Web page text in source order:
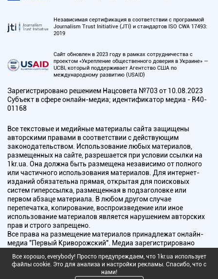
Независимая сертификация в соответствии с программой
Journalism Trust Initiative (JTI) и стандартов ISO CWA 17493:
2019
Сайт обновлен в 2023 году в рамках сотрудничества с
проектом «Укрепление общественного доверия в Украине» —
UCBI, который поддерживает Агентство США по
международному развитию (USAID)
Зарегистрировано решением Нацсовета №703 от 10.08.2023
Субъект в сфере онлайн-медиа; идентификатор медиа - R40-
01168
Все текстовые и медийные материалы сайта защищены
авторскими правами в соответствии с действующим
законодательством. Использование любых материалов,
размещенных на сайте, разрешается при условии ссылки на
1kr.ua. Она должна быть размещена независимо от полного
или частичного использования материалов. Для интернет-
изданий обязательна прямая, открытая для поисковых
систем гиперссылка, размещенная в подзаголовке или
первом абзаце материала. В любом другом случае
перепечатка, копирование, воспроизведение или иное
использование материалов является нарушением авторских
прав и строго запрещено.
Все права на размещение материалов принадлежат онлайн-
медиа "Первый Криворожский". Медиа зарегистрировано
радиовещания.
Все хорошо, everybody! Просто предупреждаем, что 1kr.ua использует
файлы cookie. Это для анализа и настройки рекламы. Спасибо, что с
нами!